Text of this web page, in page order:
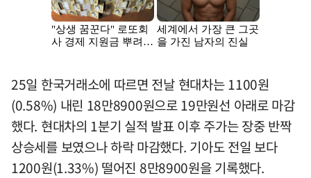
25일 한국거래소에 따르면 전날 현대차는 1100원
(0.58%) 내린 18만8900원으로 19만원선 아래로 마감
했다. 현대차의 1분기 실적 발표 이후 주가는 장중 반짝
상승세를 보였으나 하락 마감했다. 기아도 전일 보다
1200원(1.33%) 떨어진 8만8900원을 기록했다.